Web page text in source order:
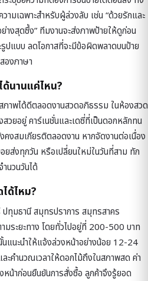
มเฉพาะสำหรับผู้ล่วงลับ เช่น “ด้วยรักและ
างสุดซึ้ง” ทีมงานจะส่งภาพป้ายให้ดูก่อน
ปแบบ ลดโอกาสที่จะมีข้อผิดพลาดบนป้าย
องภาษา
นานแค่ไหน?
าพได้ดีตลอดงานสวดอภิธรรม ในห้องสวด
วยอยู่ คาร์เนชั่นและเดซี่ที่เป็นดอกหลักทน
คงสมเกียรติตลอดงาน หากจัดงานต่อเนื่อง
ยส่งทุกวัน หรือเปลี่ยนใหม่ในวันที่สาม ทัก
นวนวันได้
ด้ไหม?
ทุมธานี สมุทรปราการ สมุทรสาคร
มระยะทาง โดยทั่วไปอยู่ที่ 200-500 บาท
แนะนำให้แจ้งล่วงหน้าอย่างน้อย 12-24
ะคำนวณเวลาให้ดอกไม้ถึงในสภาพสด ค่า
น้าก่อนยืนยันการสั่งซื้อ ลูกค้าจึงรู้ยอด